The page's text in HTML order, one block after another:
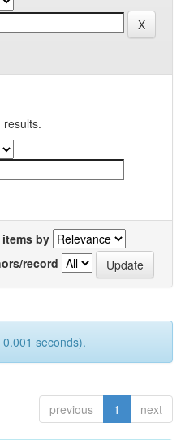
results.
by
record
seconds).
previous 1 next